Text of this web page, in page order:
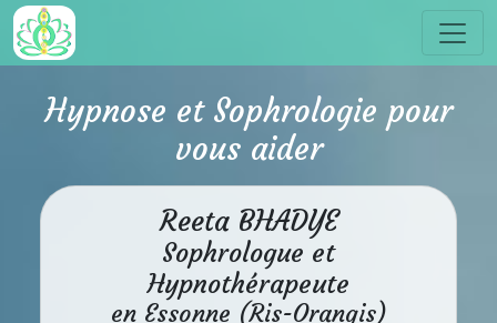
Hypnose et Sophrologie pour
vous aider
Reeta BHADYE
Sophrologue et
Hypnothérapeute
en Essonne (Ris-Orangis)